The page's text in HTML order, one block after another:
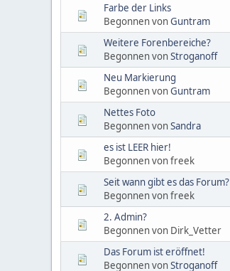
Farbe der Links
Begonnen vonGuntram
Weitere Forenbereiche?
Begonnen vonStroganoff
Neu Markierung
Begonnen vonGuntram
Nettes Foto
Begonnen vonSandra
es ist LEER hier!
Begonnen von freek
Seit wann gibt es das Forum?
Begonnen von freek
2. Admin?
Begonnen von Dirk_Vetter
Das Forum ist eröffnet!
Begonnen vonStroganoff